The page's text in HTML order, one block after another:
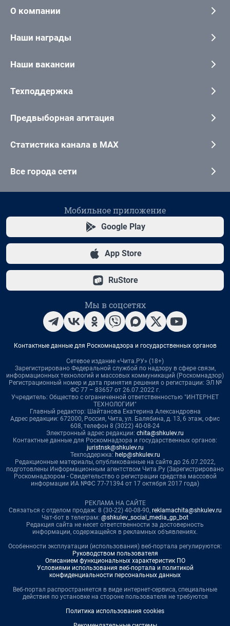
О компании
Наши награды
Наши вакансии
Техподдержка
Предвыборная агитация
Статистика канала в MAX
Все города сети
Мобильное приложение
Google Play
App Store
RuStore
Мы в соцсетях
Контактные данные для Роскомнадзора и государственных органов
Сетевое издание «Чита.РУ» (18+)
Зарегистрировано Федеральной службой по надзору в сфере связи,
информационных технологий и массовых коммуникаций (Роскомнадзор)
Регистрационный номер и дата принятия решения о регистрации: ЭЛ №
ФС 77 – 83657 от 26.07.2022 г.
Учредитель: Общество с ограниченной ответственностью "ИНТЕРНЕТ
ТЕХНОЛОГИИ"
Главный редактор: Шайтанова Екатерина Александровна
Адрес редакции: 672000, Россия, Чита, ул. Балябина, д. 13, 6 этаж, офис
608, телефон 8 (3022) 40-08-24
Электронный адрес редакции: chita@shkulev.ru
Контактные данные для Роскомнадзора и государственных органов:
juristnsk@shkulev.ru
Техподдержка: help@shkulev.ru
Редакционные материалы, опубликованные на сайте до 26.07.2022,
подготовлены Информационным агентством Чита.Ру (Зарегистрировано
Роскомнадзором - Свидетельство о регистрации средства массовой
информации ИА №ФС 77-71394 от 17 октября 2017 года)
РЕКЛАМА НА САЙТЕ
Связаться с отделом продаж: 8 (30-22) 40-08-90, reklamachita@shkulev.ru
Чат-бот в телеграм: @shkulev_social_media_gp_bot
Редакция сайта не несет ответственности за достоверность
информации, содержащейся в рекламных объявлениях.
Особенности эксплуатации (использования) веб-портала регулируются:
Руководством пользователя
Описанием функциональных характеристик ПО
Условиями использования веб-портала и политикой
конфиденциальности персональных данных
Веб-портал распространяется в виде интернет-сервиса, специальные
действия по установке на стороне пользователя не требуются
Политика использования cookies